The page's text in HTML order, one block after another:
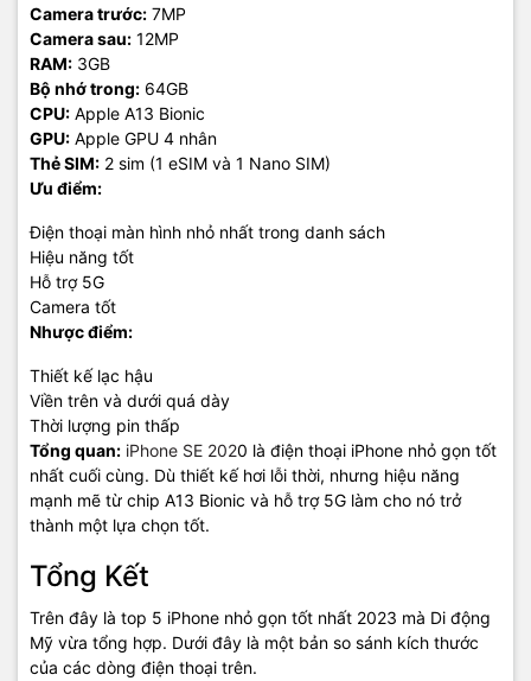
Camera trước: 7MP
Camera sau: 12MP
RAM: 3GB
Bộ nhớ trong: 64GB
CPU: Apple A13 Bionic
GPU: Apple GPU 4 nhân
Thẻ SIM: 2 sim (1 eSIM và 1 Nano SIM)
Ưu điểm:
Điện thoại màn hình nhỏ nhất trong danh sách
Hiệu năng tốt
Hỗ trợ 5G
Camera tốt
Nhược điểm:
Thiết kế lạc hậu
Viền trên và dưới quá dày
Thời lượng pin thấp
Tổng quan: iPhone SE 2020 là điện thoại iPhone nhỏ gọn tốt
nhất cuối cùng. Dù thiết kế hơi lỗi thời, nhưng hiệu năng
mạnh mẽ từ chip A13 Bionic và hỗ trợ 5G làm cho nó trở
thành một lựa chọn tốt.
Tổng Kết
Trên đây là top 5 iPhone nhỏ gọn tốt nhất 2023 mà Di động
Mỹ vừa tổng hợp. Dưới đây là một bản so sánh kích thước
của các dòng điện thoại trên.